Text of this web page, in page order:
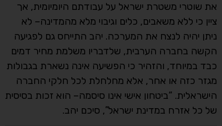
את שוטרי משטרת ישראל על עבודתם היומיומית, אך
ציין כי ללא משאבים, כלים וגיבוי מלא מהמדינה– לא
ניתן יהיה לנצח את המערכה. יהב התייחס גם לפגיעה
הקשה בחברה הערבית, שלדבריו משלמת מחיר דמים
כבד במיוחד, והזהיר כי הפשיעה אינה נשארת בגבולות
מגזר כזה או אחר, אלא מחלחלת לכל חלקי החברה
הישראלית. “ביטחון אישי אינו סיסמה– הוא זכות בסיסית
של כל אזרח במדינת ישראל”, סיכם יהב.